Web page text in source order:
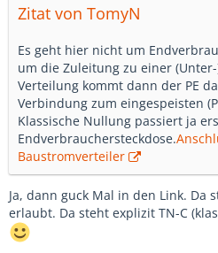
Zitat von TomyN
Es geht hier nicht um
um die Zuleitung zu einer
Verteilung kommt dann der PE
Verbindung zum eingespeisten
Klassische Nullung passiert ja
Endverbrauchersteckdose.
Baustromverteiler
Ja, dann guck Mal in den Link. Da
erlaubt. Da steht explizit TN-C